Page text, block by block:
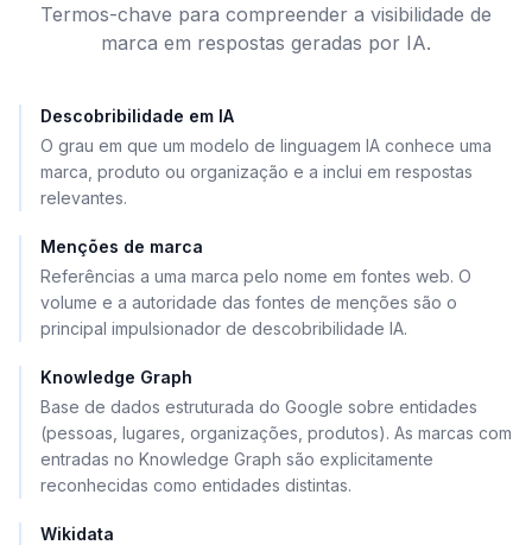
Termos-chave para compreender a visibilidade de
marca em respostas geradas por IA.
Descobribilidade em IA
O grau em que um modelo de linguagem IA conhece uma
marca, produto ou organização e a inclui em respostas
relevantes.
Menções de marca
Referências a uma marca pelo nome em fontes web. O
volume e a autoridade das fontes de menções são o
principal impulsionador de descobribilidade IA.
Knowledge Graph
Base de dados estruturada do Google sobre entidades
(pessoas, lugares, organizações, produtos). As marcas com
entradas no Knowledge Graph são explicitamente
reconhecidas como entidades distintas.
Wikidata